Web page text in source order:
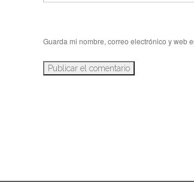
Guarda mi nombre, correo electrónico y web